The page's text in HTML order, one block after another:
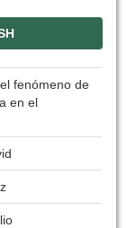
fenómeno de
en el